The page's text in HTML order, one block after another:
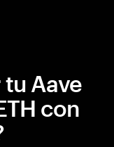
Aave
con